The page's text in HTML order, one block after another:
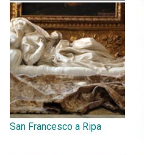
San Francesco a Ripa